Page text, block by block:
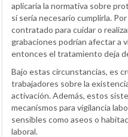
aplicaría la normativa sobre
sí sería necesario cumplirla.
contratado para cuidar o
grabaciones podrían afectar a
entonces el tratamiento deja
Bajo estas circunstancias, es
trabajadores sobre la
activación. Además, estos
mecanismos para vigilancia
sensibles como aseos o
laboral.